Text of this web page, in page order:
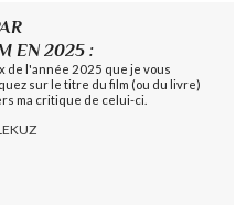
EN 2025 :
de l'année 2025 que je vous
sur le titre du film (ou du livre)
ma critique de celui-ci.